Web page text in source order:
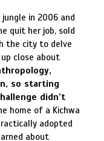
in 2006 and
quit her job, sold
the city to delve
close about
so starting
didn’t
home of a Kichwa
adopted
about